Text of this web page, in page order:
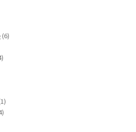
66
4
11
4